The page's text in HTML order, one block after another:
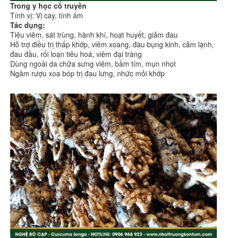
Trong y học cổ truyền
Tính vị: Vị cay, tính ấm
Tác dụng:
Tiêu viêm, sát trùng, hành khí, hoạt huyết, giảm đau
Hỗ trợ điều trị thấp khớp, viêm xoang, đau bụng kinh, cảm lạnh,
đau đầu, rối loạn tiêu hoá, viêm đại tràng
Dùng ngoài da chữa sưng viêm, bầm tím, mụn nhọt
Ngâm rượu xoa bóp trị đau lưng, nhức mỏi khớp